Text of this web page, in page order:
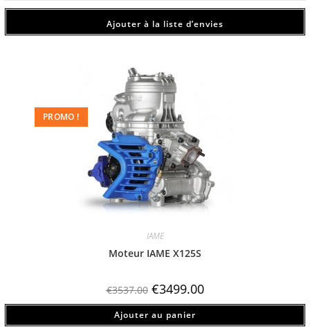
Ajouter à la liste d’envies
PROMO !
IAME
Moteur IAME X125S
€3537.00 €3499.00
Ajouter au panier